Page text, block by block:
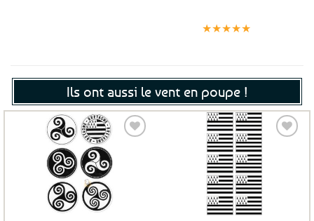
★★★★★
Ils ont aussi le vent en poupe !